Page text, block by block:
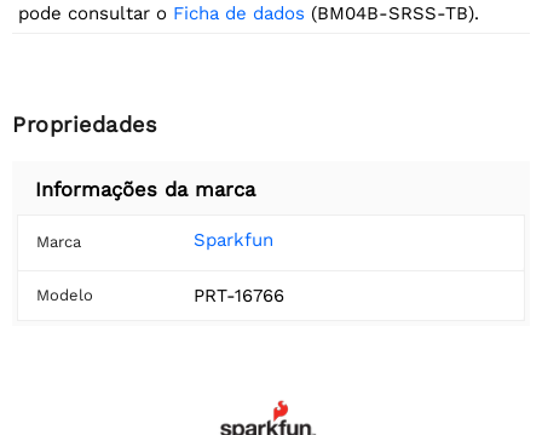
pode consultar o Ficha de dados (BM04B-SRSS-TB).
Propriedades
Informações da marca
Marca Sparkfun
Modelo PRT-16766